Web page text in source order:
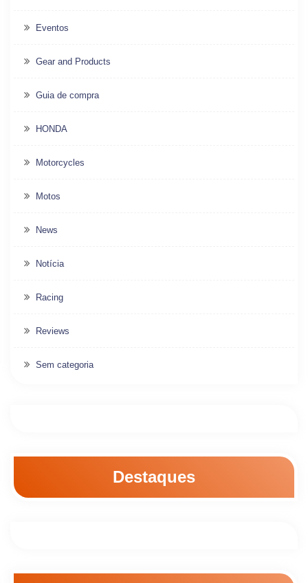
Eventos
Gear and Products
Guia de compra
HONDA
Motorcycles
Motos
News
Notícia
Racing
Reviews
Sem categoria
Destaques